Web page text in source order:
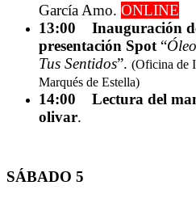
García Amo. ONLINE
13:00 Inauguración
presentación Spot “
Tus Sentidos”. (Oficina de
Marqués de Estella)
14:00 Lectura del
olivar.
SÁBADO 5